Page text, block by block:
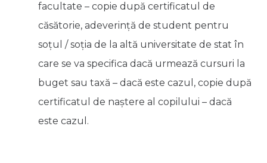
facultate – copie după certificatul de
căsătorie, adeverinţă de student pentru
soţul / soţia de la altă universitate de stat în
care se va specifica dacă urmează cursuri la
buget sau taxă – dacă este cazul, copie după
certificatul de naştere al copilului – dacă
este cazul.